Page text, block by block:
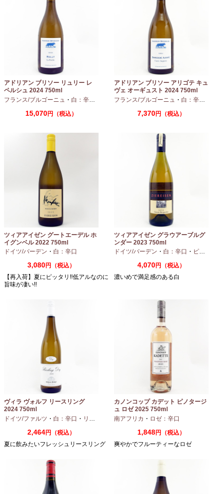
アドリアン ブリソー リュリー レ
ペルシュ 2024 750ml
フランス/ブルゴーニュ ・ 白：辛口 シャルドネ
15,070円（税込）
アドリアン ブリソー アリゴテ キュ
ヴェ オーギュスト 2024 750ml
フランス/ブルゴーニュ ・ 白：辛口
7,370円（税込）
ツィアアイゼン グートエーデル ホ
イグンベル 2022 750ml
ドイツ/バーデン ・ 白：辛口
3,080円（税込）
【再入荷】夏にピッタリ!!低アルなのに
旨味が凄い!!
ツィアアイゼン グラウアーブルグ
ンダー 2023 750ml
ドイツ/バーデン ・ 白：辛口 ・ ピノグリ
4,070円（税込）
濃いめで満足感のある白
ヴィラ ヴォルフ リースリング
2024 750ml
ドイツ/ファルツ ・ 白：辛口 ・ リースリング
2,464円（税込）
夏に飲みたいフレッシュリースリング
カノンコップ カデット ピノタージ
ュ ロゼ 2025 750ml
南アフリカ ・ ロゼ：辛口
1,848円（税込）
爽やかでフルーティーなロゼ